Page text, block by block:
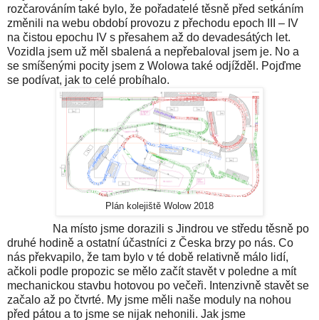
rozčarováním také bylo, že pořadatelé těsně před setkáním
změnili na webu období provozu z přechodu epoch III – IV
na čistou epochu IV s přesahem až do devadesátých let.
Vozidla jsem už měl sbalená a nepřebaloval jsem je. No a
se smíšenými pocity jsem z Wolowa také odjížděl. Pojďme
se podívat, jak to celé probíhalo.
Plán kolejiště Wolow 2018
Na místo jsme dorazili s Jindrou ve středu těsně po
druhé hodině a ostatní účastníci z Česka brzy po nás. Co
nás překvapilo, že tam bylo v té době relativně málo lidí,
ačkoli podle propozic se mělo začít stavět v poledne a mít
mechanickou stavbu hotovou po večeři. Intenzivně stavět se
začalo až po čtvrté. My jsme měli naše moduly na nohou
před pátou a to jsme se nijak nehonili. Jak jsme